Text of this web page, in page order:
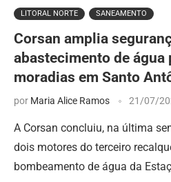
LITORAL NORTE SANEAMENTO
Corsan amplia
abastecimento de água
moradias em Santo
por Maria Alice Ramos 21/07/
A Corsan concluiu, na última
dois motores do terceiro
bombeamento de água da